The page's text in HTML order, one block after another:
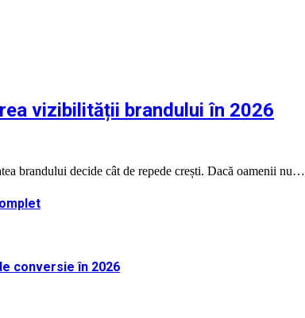
vizibilității brandului în 2026
brandului decide cât de repede crești. Dacă oamenii nu…
conversie în 2026